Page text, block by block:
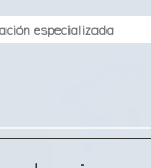
especializada